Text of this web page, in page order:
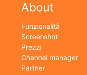
About
Funzionalità
Screenshot
Prezzi
Channel manager
Partner